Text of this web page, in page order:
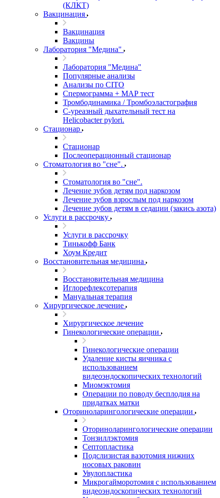
(КЛКТ)
Вакцинация
Вакцинация
Вакцины
Лаборатория "Медина"
Лаборатория "Медина"
Популярные анализы
Анализы по CITO
Спермограмма + МАР тест
Тромбодинамика / Тромбоэластография
С-уреазный дыхательный тест на
Helicobacter pylori.
Стационар
Стационар
Послеоперационный стационар
Стоматология во "сне".
Стоматология во "сне".
Лечение зубов детям под наркозом
Лечение зубов взрослым под наркозом
Лечение зубов детям в седации (закись азота)
Услуги в рассрочку
Услуги в рассрочку
Тинькофф Банк
Хоум Кредит
Восстановительная медицина
Восстановительная медицина
Иглорефлексотерапия
Мануальная терапия
Хирургическое лечение
Хирургическое лечение
Гинекологические операции
Гинекологические операции
Удаление кисты яичника с
использованием
видеоэндоскопических технологий
Миомэктомия
Операции по поводу бесплодия на
придатках матки
Оториноларингологические операции
Оториноларингологические операции
Тонзиллэктомия
Септопластика
Подслизистая вазотомия нижних
носовых раковин
Увулопластика
Микрогайморотомия с использованием
видеоэндоскопических технологий